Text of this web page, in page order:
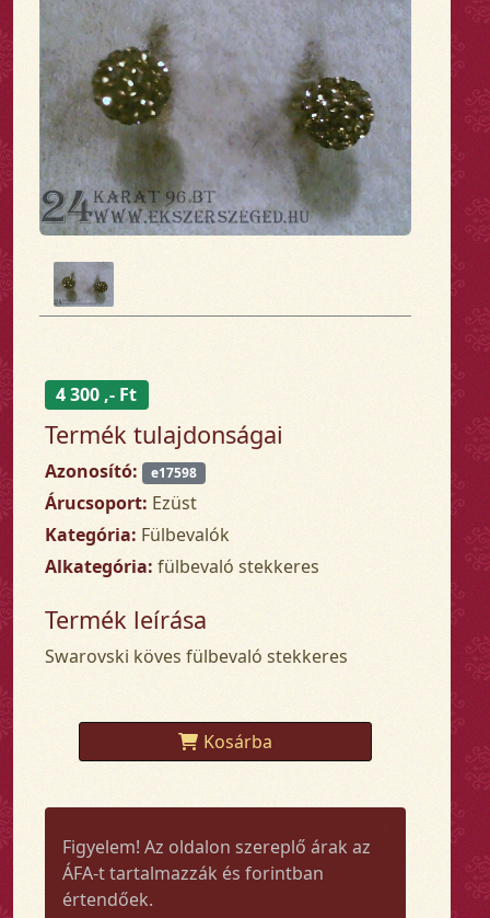
4 300 ,- Ft
Termék tulajdonságai
Azonosító: e17598
Árucsoport: Ezüst
Kategória: Fülbevalók
Alkategória: fülbevaló stekkeres
Termék leírása
Swarovski köves fülbevaló stekkeres
Kosárba
Figyelem! Az oldalon szereplő árak az
ÁFA-t tartalmazzák és forintban
értendőek.